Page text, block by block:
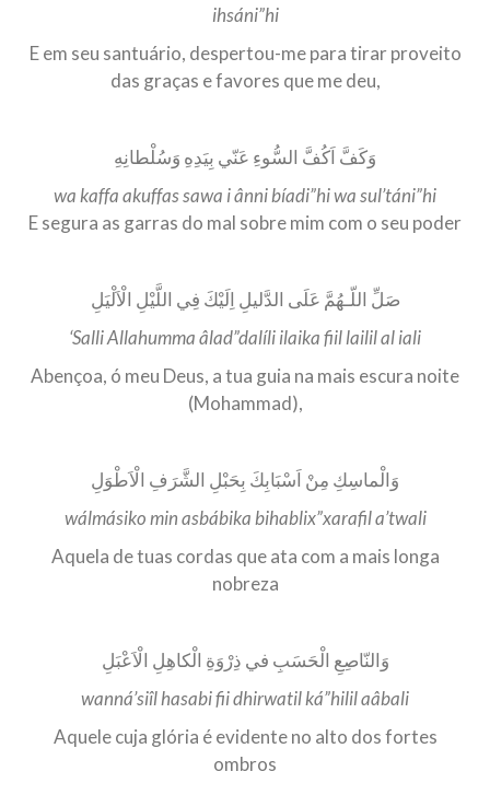
ihsáni”hi
E em seu santuário, despertou-me para tirar proveito
das graças e favores que me deu,
وَكَفَّ اَكُفَّ السُّوءِ عَنّي بِيَدِهِ وَسُلْطانِهِ
wa kaffa akuffas sawa i ânni bíadi”hi wa sul’táni”hi
E segura as garras do mal sobre mim com o seu poder
صَلِّ اللّـهُمَّ عَلَى الدَّليلِ اِلَيْكَ فِي اللَّيْلِ الْاَلْيَلِ
‘Salli Allahumma âlad”dalíli ilaika fiil lailil al iali
Abençoa, ó meu Deus, a tua guia na mais escura noite
(Mohammad),
وَالْماسِكِ مِنْ اَسْبَابِكَ بِحَبْلِ الشَّرَفِ الْاَطْوَلِ
wálmásiko min asbábika bihablix”xarafil a’twali
Aquela de tuas cordas que ata com a mais longa
nobreza
وَالنّاصِعِ الْحَسَبِ في ذِرْوَةِ الْكاهِلِ الْاَعْبَلِ
wanná’siîl hasabi fii dhirwatil ká”hilil aâbali
Aquele cuja glória é evidente no alto dos fortes
ombros